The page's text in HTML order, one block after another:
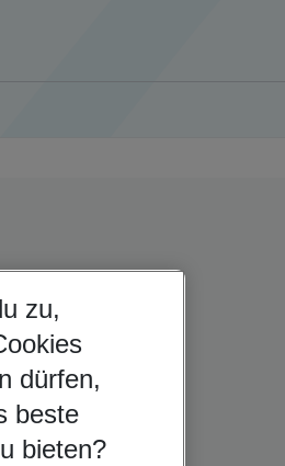
zu,
dürfen,
beste
bieten?